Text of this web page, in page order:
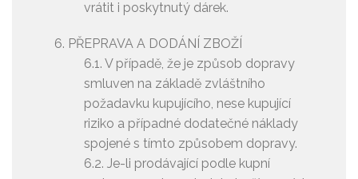
vrátit i poskytnutý dárek.
PŘEPRAVA A DODÁNÍ ZBOŽÍ
6.1. V případě, že je způsob dopravy
smluven na základě zvláštního
požadavku kupujícího, nese kupující
riziko a případné dodatečné náklady
spojené s tímto způsobem dopravy.
6.2. Je-li prodávající podle kupní